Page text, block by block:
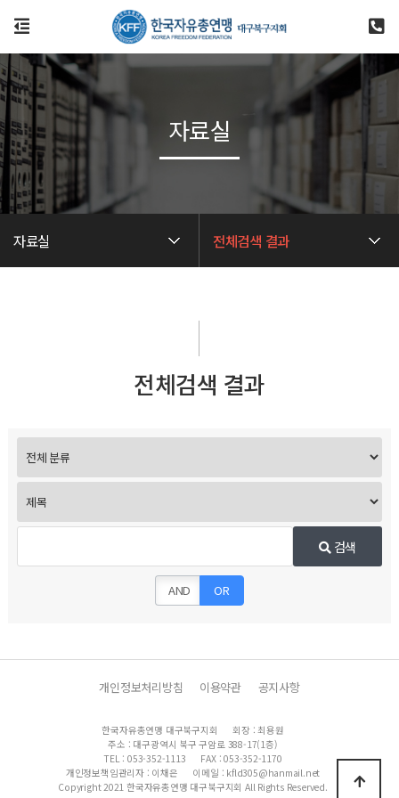
자료실 전체검색 결과
자료실
전체검색 결과
검색
AND OR
개인정보처리방침 이용약관 공지사항
한국자유총연맹 대구북구지회
회장 : 최용원
주소 : 대구광역시 북구 구암로 388-17(1층)
TEL : 053-352-1113
FAX : 053-352-1170
개인정보책임관리자 : 이채은
이메일 : kfld305@hanmail.net
Copyright 2021 한국자유총연맹 대구북구지회 All Rights Reserved.